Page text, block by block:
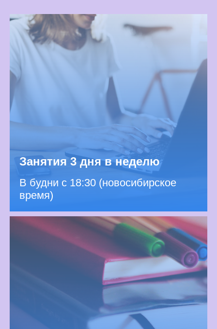
Занятия 3 дня в неделю
В будни с 18:30 (новосибирское
время)